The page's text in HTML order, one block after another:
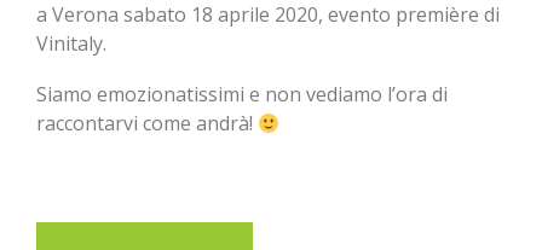
a Verona sabato 18 aprile 2020, evento première di
Vinitaly.
Siamo emozionatissimi e non vediamo l’ora di
raccontarvi come andrà!